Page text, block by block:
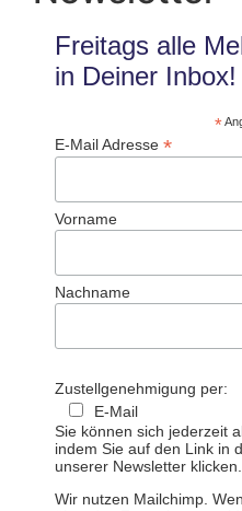
Freitags alle
in Deiner Inbox!
*
E-Mail Adresse *
Vorname
Nachname
Zustellgenehmigung per:
E-Mail
Sie können sich jederzeit
indem Sie auf den Link in
unserer Newsletter klicken.
Wir nutzen Mailchimp.